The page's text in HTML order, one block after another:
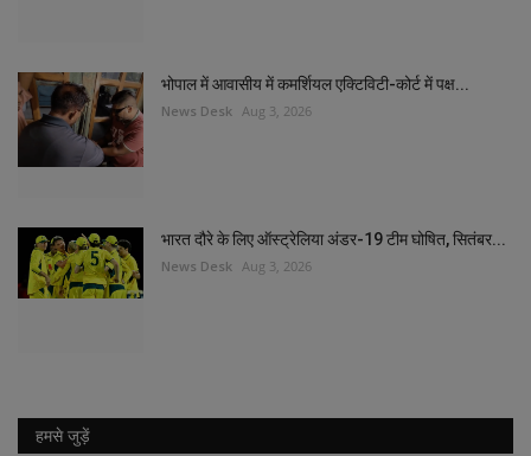
भोपाल में आवासीय में कमर्शियल एक्टिविटी-कोर्ट में पक्ष...
News Desk Aug 3, 2026
भारत दौरे के लिए ऑस्ट्रेलिया अंडर-19 टीम घोषित, सितंबर...
News Desk Aug 3, 2026
हमसे जुड़ें